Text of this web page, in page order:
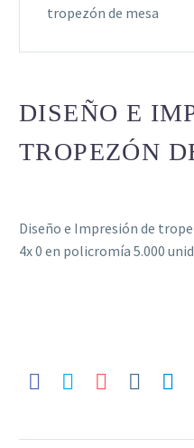
tropezón de mesa
DISEÑO E
TROPEZÓN
Diseño e Impresión de
4x 0 en policromía 5.000